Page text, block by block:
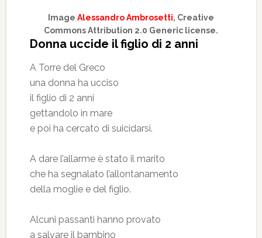
ImageAlessandro Ambrosetti, Creative
Commons Attribution 2.0 Generic license.
Donna uccide il figlio di 2 anni
A Torre del Greco
una donna ha ucciso
il figlio di 2 anni
gettandolo in mare
e poi ha cercato di suicidarsi.
A dare l’allarme è stato il marito
che ha segnalato l’allontanamento
della moglie e del figlio.
Alcuni passanti hanno provato
a salvare il bambino